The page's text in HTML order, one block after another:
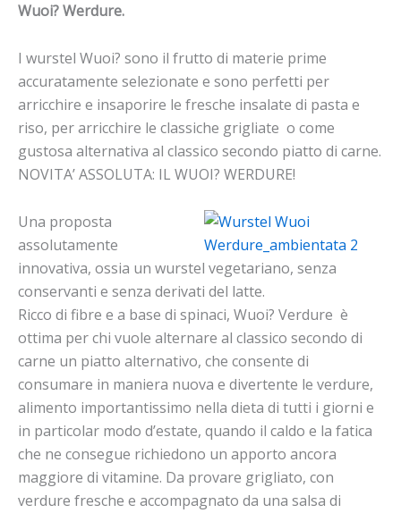
Wuoi? Werdure.
I wurstel Wuoi? sono il frutto di materie prime
accuratamente selezionate e sono perfetti per
arricchire e insaporire le fresche insalate di pasta e
riso, per arricchire le classiche grigliate o come
gustosa alternativa al classico secondo piatto di carne.
NOVITA’ ASSOLUTA: IL WUOI? WERDURE!
Una proposta
assolutamente
innovativa, ossia un wurstel vegetariano, senza
conservanti e senza derivati del latte.
Ricco di fibre e a base di spinaci, Wuoi? Verdure è
ottima per chi vuole alternare al classico secondo di
carne un piatto alternativo, che consente di
consumare in maniera nuova e divertente le verdure,
alimento importantissimo nella dieta di tutti i giorni e
in particolar modo d’estate, quando il caldo e la fatica
che ne consegue richiedono un apporto ancora
maggiore di vitamine. Da provare grigliato, con
verdure fresche e accompagnato da una salsa di